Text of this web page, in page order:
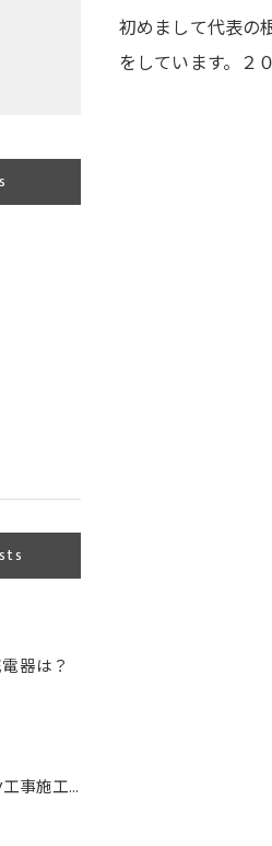
初めまして代表の
をしています。２
器は？
茨城県内でのEV工事施工しています